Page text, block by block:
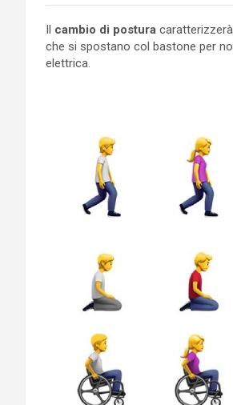
Il cambio di postura
che si spostano col bastone per
elettrica.